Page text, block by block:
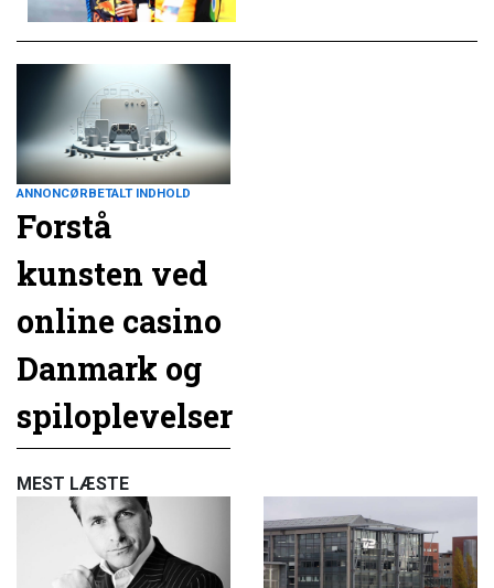
ANNONCØRBETALT INDHOLD
Forstå
kunsten ved
online casino
Danmark og
spiloplevelser
MEST LÆSTE